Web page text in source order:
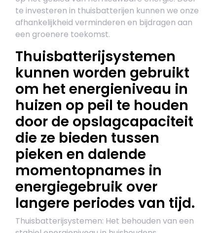
te investeren in thuisbatterijen kunnen we onze
afhankelijkheid verminderen en bijdragen aan
een groenere toekomst.
Thuisbatterijsystemen
kunnen worden gebruikt
om het energieniveau in
huizen op peil te houden
door de opslagcapaciteit
die ze bieden tussen
pieken en dalende
momentopnames in
energiegebruik over
langere periodes van tijd.
Thuisbatterijsystemen: Het behouden van een